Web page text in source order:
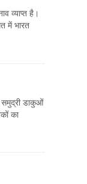
व्याप्त है।
में भारत
समुद्री डाकुओं
का